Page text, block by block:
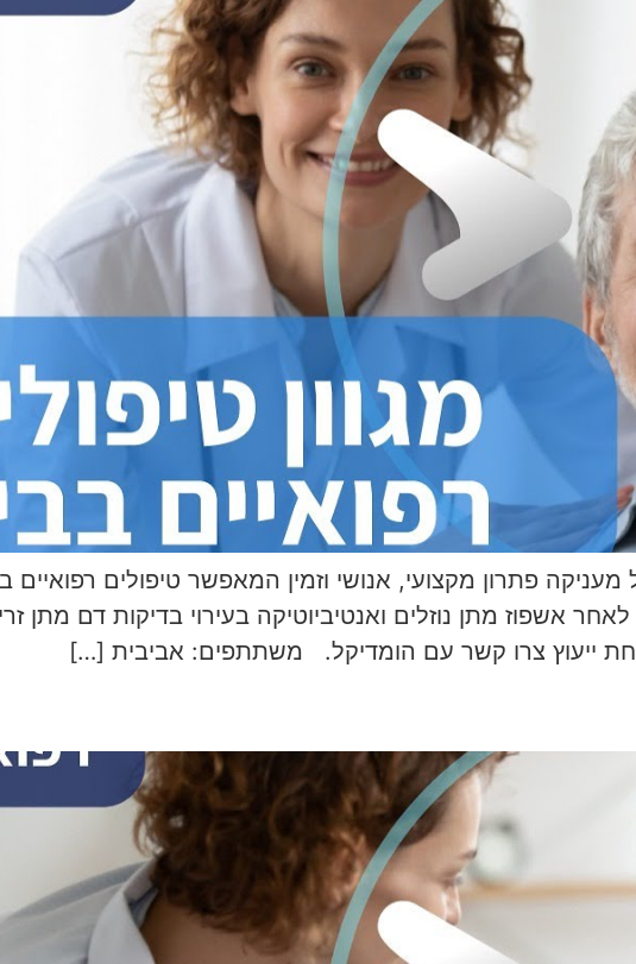
פתרון מקצועי, אנושי וזמין המאפשר טיפולים
אשפוז מתן נוזלים ואנטיביוטיקה בעירוי בדיקות דם מתן
ייעוץ צרו קשר עם הומדיקל. משתתפים: אביבית […]